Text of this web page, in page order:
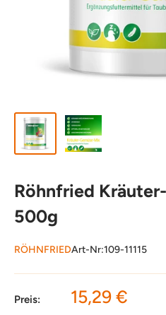
Röhnfried
500g
RÖHNFRIEDArt-Nr:109-11115
Preis: Sonderpreis
15,29 €